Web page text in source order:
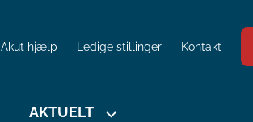
Akut hjælp Ledige stillinger Kontakt
AKTUELT